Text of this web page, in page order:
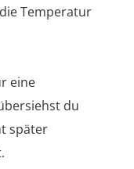
Temperatur
eine
du
später